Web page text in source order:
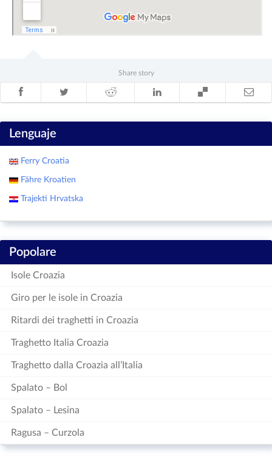
Share story
Lenguaje
Ferry Croatia
Fähre Kroatien
Trajekti Hrvatska
Popolare
Isole Croazia
Giro per le isole in Croazia
Ritardi dei traghetti in Croazia
Traghetto Italia Croazia
Traghetto dalla Croazia all’Italia
Spalato – Bol
Spalato – Lesina
Ragusa – Curzola